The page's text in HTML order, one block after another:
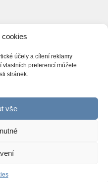
cookies
účely a cílení reklamy
preferencí můžete
stránek.
vše knihovnou ČR
s